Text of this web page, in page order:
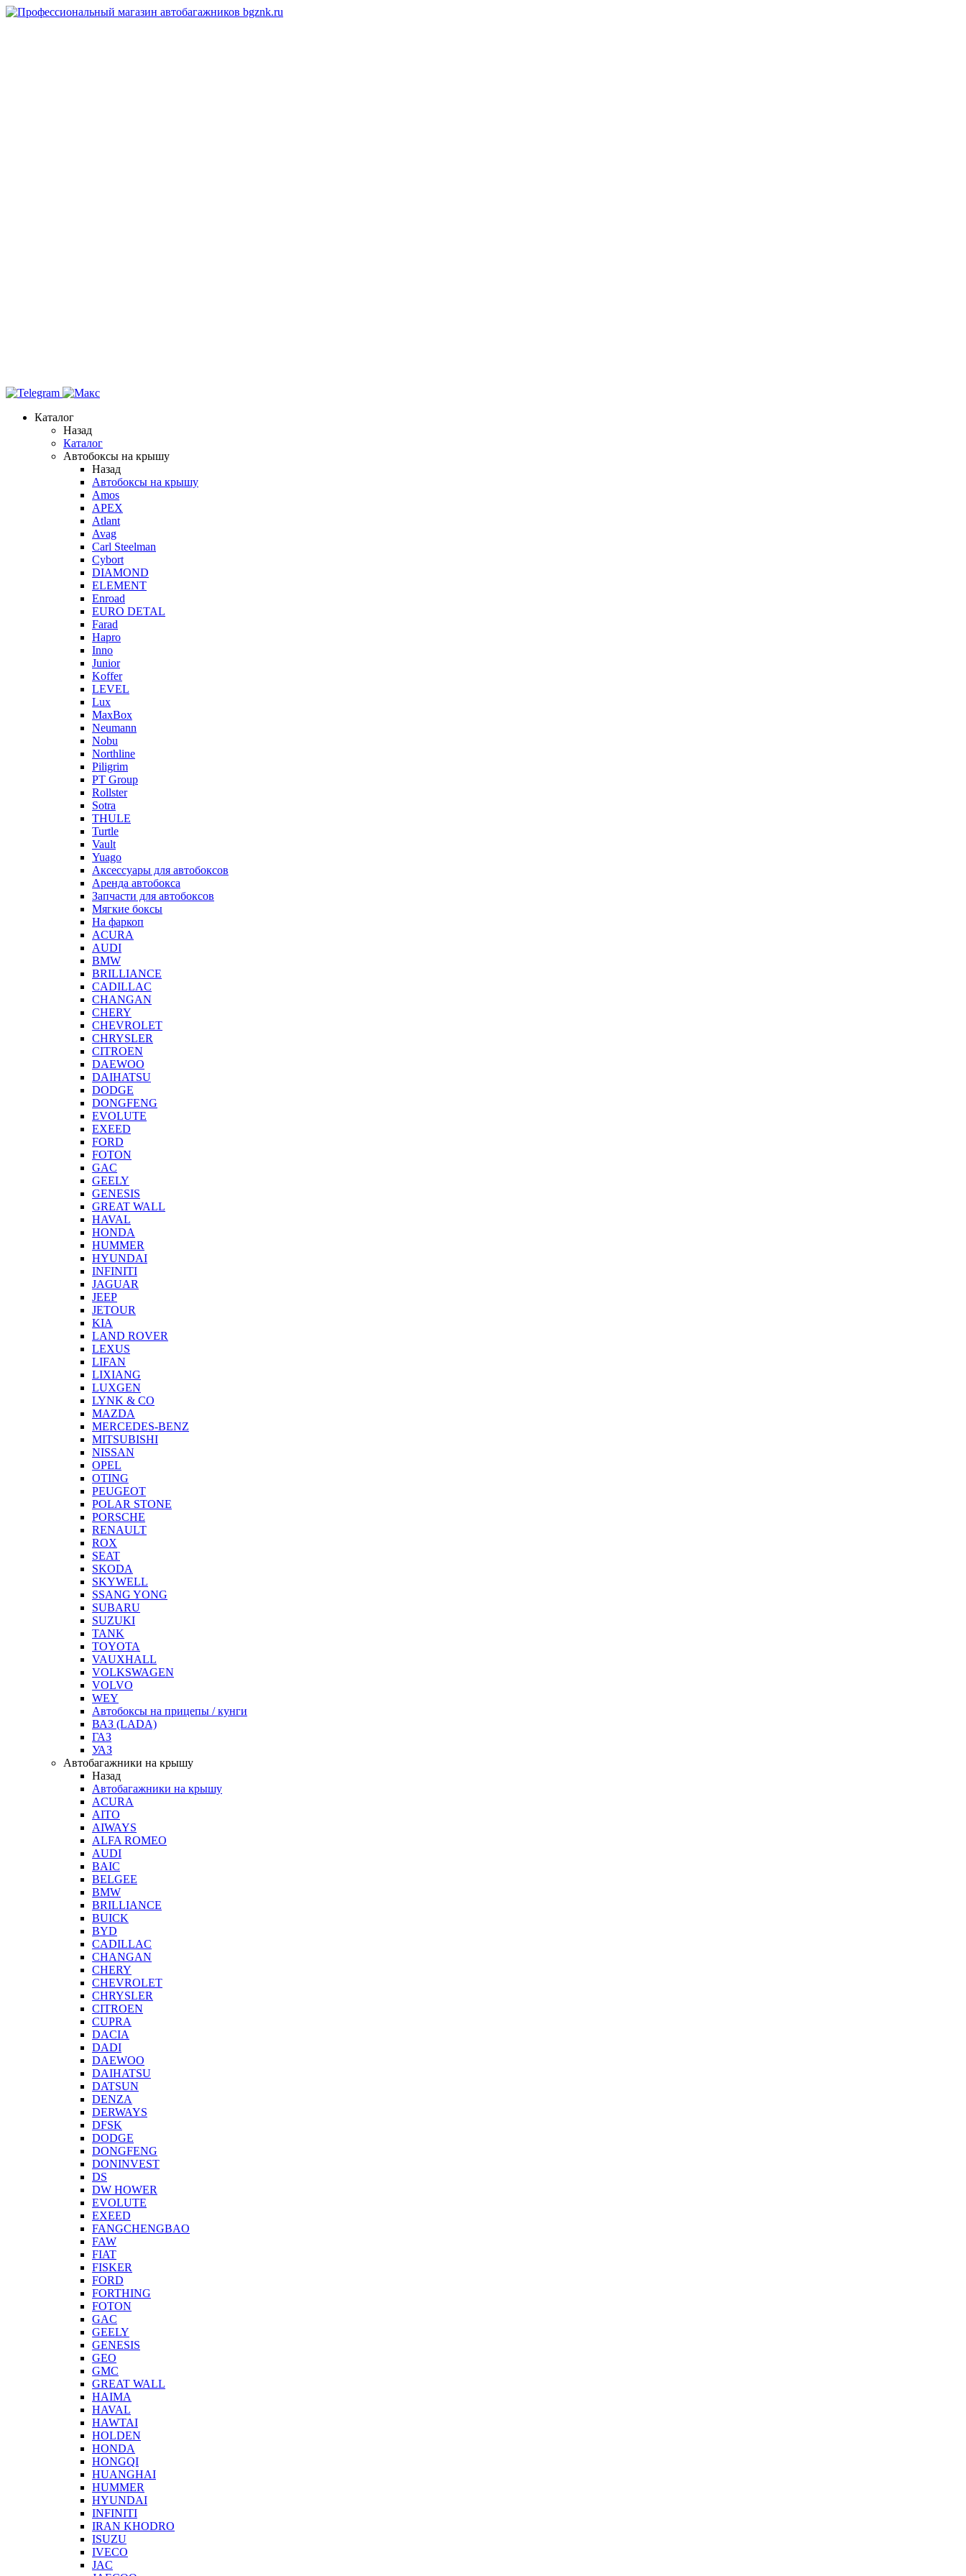
Каталог
Назад
Каталог
Автобоксы на крышу
Назад
Автобоксы на крышу
Amos
APEX
Atlant
Avag
Carl Steelman
Cybort
DIAMOND
ELEMENT
Enroad
EURO DETAL
Farad
Hapro
Inno
Junior
Koffer
LEVEL
Lux
MaxBox
Neumann
Nobu
Northline
Piligrim
PT Group
Rollster
Sotra
THULE
Turtle
Vault
Yuago
Аксессуары для автобоксов
Аренда автобокса
Запчасти для автобоксов
Мягкие боксы
На фаркоп
ACURA
AUDI
BMW
BRILLIANCE
CADILLAC
CHANGAN
CHERY
CHEVROLET
CHRYSLER
CITROEN
DAEWOO
DAIHATSU
DODGE
DONGFENG
EVOLUTE
EXEED
FORD
FOTON
GAC
GEELY
GENESIS
GREAT WALL
HAVAL
HONDA
HUMMER
HYUNDAI
INFINITI
JAGUAR
JEEP
JETOUR
KIA
LAND ROVER
LEXUS
LIFAN
LIXIANG
LUXGEN
LYNK & CO
MAZDA
MERCEDES-BENZ
MITSUBISHI
NISSAN
OPEL
OTING
PEUGEOT
POLAR STONE
PORSCHE
RENAULT
ROX
SEAT
SKODA
SKYWELL
SSANG YONG
SUBARU
SUZUKI
TANK
TOYOTA
VAUXHALL
VOLKSWAGEN
VOLVO
WEY
Автобоксы на прицепы / кунги
ВАЗ (LADA)
ГАЗ
УАЗ
Автобагажники на крышу
Назад
Автобагажники на крышу
ACURA
AITO
AIWAYS
ALFA ROMEO
AUDI
BAIC
BELGEE
BMW
BRILLIANCE
BUICK
BYD
CADILLAC
CHANGAN
CHERY
CHEVROLET
CHRYSLER
CITROEN
CUPRA
DACIA
DADI
DAEWOO
DAIHATSU
DATSUN
DENZA
DERWAYS
DFSK
DODGE
DONGFENG
DONINVEST
DS
DW HOWER
EVOLUTE
EXEED
FANGCHENGBAO
FAW
FIAT
FISKER
FORD
FORTHING
FOTON
GAC
GEELY
GENESIS
GEO
GMC
GREAT WALL
HAIMA
HAVAL
HAWTAI
HOLDEN
HONDA
HONGQI
HUANGHAI
HUMMER
HYUNDAI
INFINITI
IRAN KHODRO
ISUZU
IVECO
JAC